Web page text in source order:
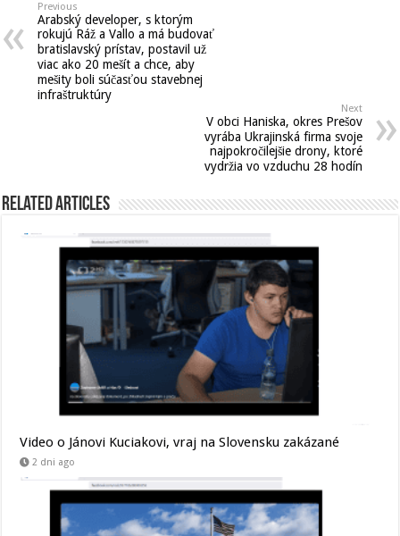
Previous
Arabský developer, s ktorým
rokujú Ráž a Vallo a má budovať
bratislavský prístav, postavil už
viac ako 20 mešít a chce, aby
mešity boli súčasťou stavebnej
infraštruktúry
Next
V obci Haniska, okres Prešov
vyrába Ukrajinská firma svoje
najpokročilejšie drony, ktoré
vydržia vo vzduchu 28 hodín
Related Articles
Video o Jánovi Kuciakovi, vraj na Slovensku zakázané
2 dni ago